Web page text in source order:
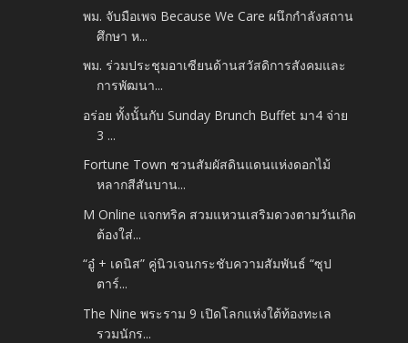
พม. จับมือเพจ Because We Care ผนึกกำลังสถาน
ศึกษา ห...
พม. ร่วมประชุมอาเซียนด้านสวัสดิการสังคมและ
การพัฒนา...
อร่อย ทั้งนั้นกับ Sunday Brunch Buffet มา4 จ่าย
3 ...
Fortune Town ชวนสัมผัสดินแดนแห่งดอกไม้
หลากสีสันบาน...
M Online แจกทริค สวมแหวนเสริมดวงตามวันเกิด
ต้องใส่...
“อู๋ + เดนิส” คู่นิวเจนกระชับความสัมพันธ์ “ซุป
ตาร์...
The Nine พระราม 9 เปิดโลกแห่งใต้ท้องทะเล
รวมนักร...